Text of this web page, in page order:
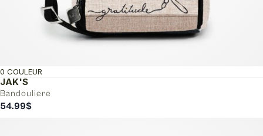
JAK'S
Bandouliere
0 COULEUR
54.99$